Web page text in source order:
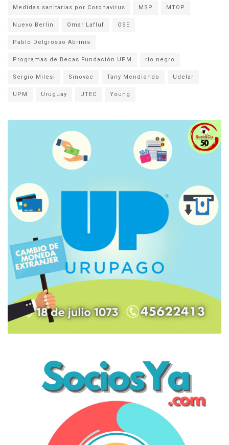
Medidas sanitarias por Coronavirus MSP MTOP
Nuevo Berlin Omar Lafluf OSE
Pablo Delgrosso Abrinis
Programas de Becas Fundación UPM rio negro
Sergio Milesi Sinovac Tany Mendiondo Udelar
UPM Uruguay UTEC Young